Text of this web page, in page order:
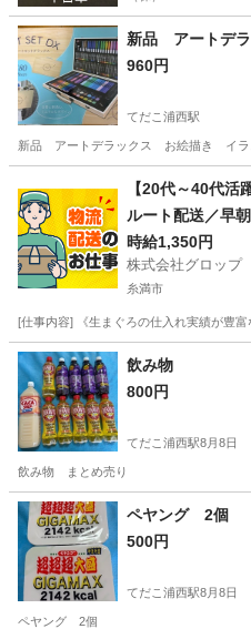
新品 アートデ
960円
てだこ浦西駅
新品 アートデラックス お絵描き イラ
てだこ浦西駅
【20代～40代活
ルート配送／早
2日／時給1,350
時給1,350円
株式会社グロップ
糸満市
[仕事内容] 《生まぐろの仕入れ実績が豊
沖縄 糸満市 ドライバー
飲み物
800円
てだこ浦西駅8月8日
飲み物 まとめ売り
沖縄 中頭郡 てだこ浦西駅
ペヤング 2個
500円
てだこ浦西駅8月8日
ペヤング 2個